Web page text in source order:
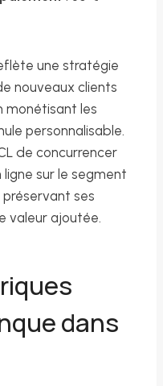
une stratégie
nouveaux clients
monétisant les
personnalisable.
de concurrencer
sur le segment
ses
valeur ajoutée.
dans